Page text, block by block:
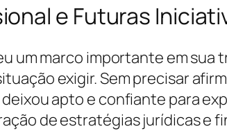
e Futuras
um marco importante em
exigir. Sem precisar
apto e confiante para
de estratégias jurídicas e